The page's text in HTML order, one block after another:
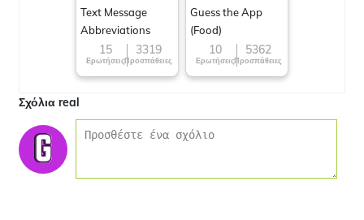
Text Message
Abbreviations
15
Ερωτήσεις
3319
Προσπάθειες
Guess the App
(Food)
10
Ερωτήσεις
5362
Προσπάθειες
Σχόλια real